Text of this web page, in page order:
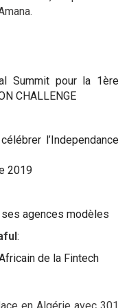
Summit pour la 1ère
CHALLENGE
l’Independance
2019
agences modèles
:
de la Fintech